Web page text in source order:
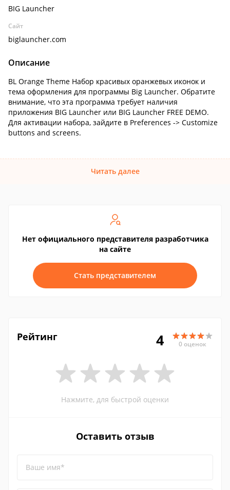
BIG Launcher
Сайт
biglauncher.com
Описание
BL Orange Theme Набор красивых оранжевых иконок и
тема оформления для программы Big Launcher. Обратите
внимание, что эта программа требует наличия
приложения BIG Launcher или BIG Launcher FREE DEMO.
Для активации набора, зайдите в Preferences -> Customize
buttons and screens.
Читать далее
Нет официального представителя разработчика
на сайте
Стать представителем
Рейтинг 4 0 оценок
Нажмите, для быстрой оценки
Оставить отзыв
Ваше имя*